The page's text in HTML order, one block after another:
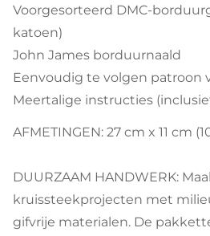
Voorgesorteerd DMC-
katoen)
John James borduurnaald
Eenvoudig te volgen patroon
Meertalige instructies
AFMETINGEN: 27 cm x 11 cm
DUURZAAM HANDWERK:
kruissteekprojecten met
gifvrije materialen. De